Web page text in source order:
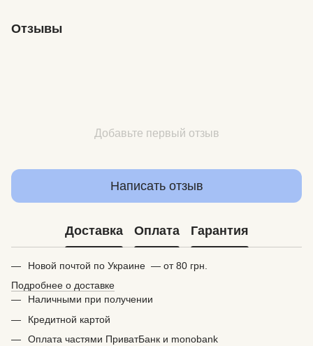
Отзывы
Добавьте первый отзыв
Написать отзыв
Доставка Оплата Гарантия
Новой почтой по Украине — от 80 грн.
Подробнее о доставке
Наличными при получении
Кредитной картой
Оплата частями ПриватБанк и monobank